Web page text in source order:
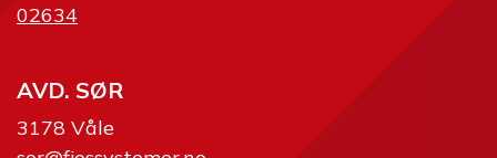
02634
AVD. SØR
3178 Våle